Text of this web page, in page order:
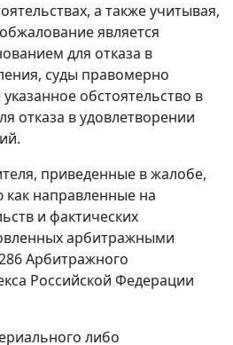
а также учитывая,
является
для отказа в
суды правомерно
обстоятельство в
отказа в удовлетворении
приведенные в жалобе,
направленные на
и фактических
арбитражными
Арбитражного
Российской Федерации
либо